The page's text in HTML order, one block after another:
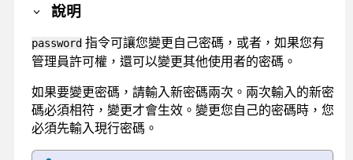
說明
password 指令可讓您變更自己密碼，或者，如果您有
管理員許可權，還可以變更其他使用者的密碼。
如果要變更密碼，請輸入新密碼兩次。兩次輸入的新密
碼必須相符，變更才會生效。變更您自己的密碼時，您
必須先輸入現行密碼。